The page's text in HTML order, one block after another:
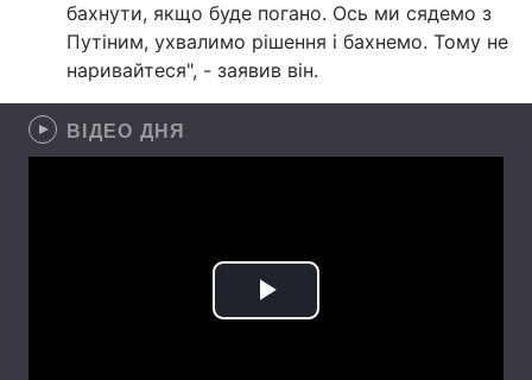
бахнути, якщо буде погано. Ось ми сядемо з
Путіним, ухвалимо рішення і бахнемо. Тому не
наривайтеся", - заявив він.
ВІДЕО ДНЯ